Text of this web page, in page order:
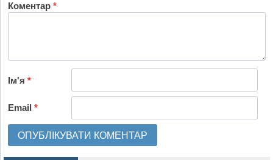
Коментар*
Ім'я*
Email*